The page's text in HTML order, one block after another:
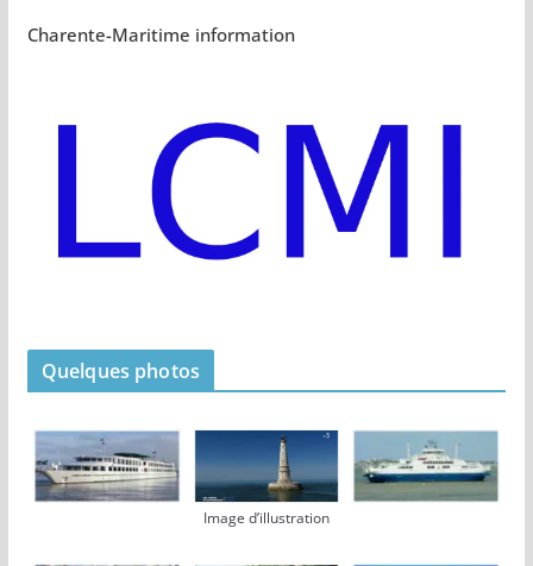
Charente-Maritime information
Quelques photos
Image d’illustration